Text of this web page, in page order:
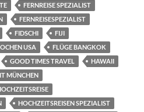
FERNREISE SPEZIALIST
FERNREISESPEZIALIST
FIDSCHI
FIJI
USA
FLÜGE BANGKOK
GOOD TIMES TRAVEL
HAWAII
MÜNCHEN
HOCHZEITSREISEN SPEZIALIST